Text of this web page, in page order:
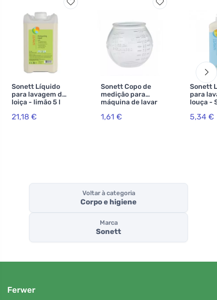
Sonett Líquido
para lavagem de
loiça - limão 5 l
21,18 €
Sonett Copo de
medição para
máquina de lavar
1,61 €
Sonett
para
louça -
5,34 €
Voltar à categoria
Corpo e higiene
Marca
Sonett
Ferwer